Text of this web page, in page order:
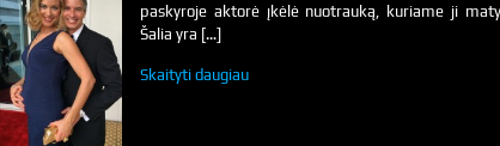
paskyroje aktorė įkėlė nuotrauką, kuriame ji
Šalia yra […]
Skaityti daugiau